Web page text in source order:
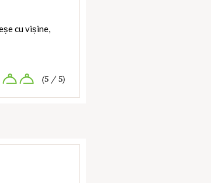
cu vișine,
(5 / 5)